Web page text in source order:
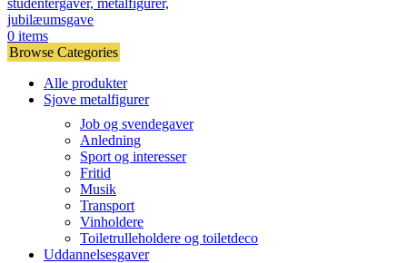
0 items
Browse Categories
Alle produkter
Sjove metalfigurer
Job og svendegaver
Anledning
Sport og interesser
Fritid
Musik
Transport
Vinholdere
Toiletrulleholdere og toiletdeco
Uddannelsesgaver